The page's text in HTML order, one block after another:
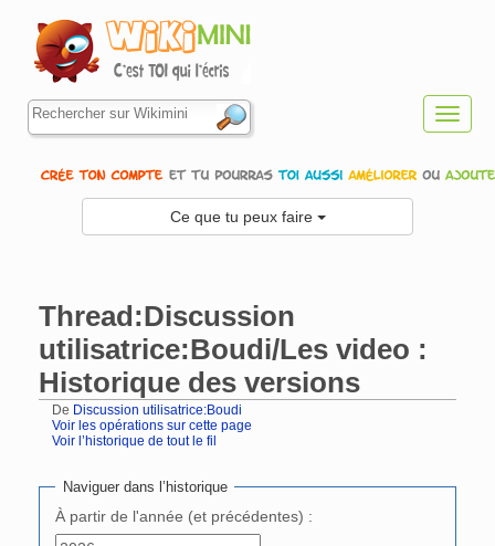
Ce que tu peux faire
Thread:Discussion
utilisatrice:Boudi/Les video :
Historique des versions
De Discussion utilisatrice:Boudi
Voir les opérations sur cette page
Voir l’historique de tout le fil
Naviguer dans l’historique
À partir de l'année (et précédentes) :